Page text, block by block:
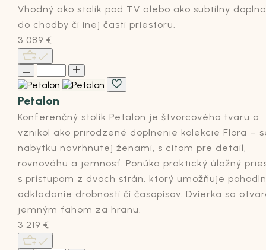
Vhodný ako stolík pod TV alebo ako subtílny
do chodby či inej časti priestoru.
3 089 €
Petalon
Konferenčný stolík Petalon je štvorcového tvaru a
vznikol ako prirodzené doplnenie kolekcie Flora –
nábytku navrhnutej ženami, s citom pre detail,
rovnováhu a jemnosť. Ponúka praktický úložný
s prístupom z dvoch strán, ktorý umožňuje
odkladanie drobností či časopisov. Dvierka sa
jemným ťahom za hranu.
3 219 €